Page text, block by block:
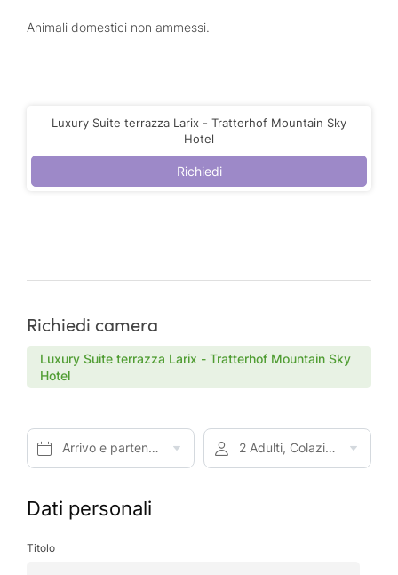
Animali domestici non ammessi.
Luxury Suite terrazza Larix - Tratterhof Mountain Sky
Hotel
Richiedi
Richiedi camera
Luxury Suite terrazza Larix - Tratterhof Mountain Sky
Hotel
Arrivo e partenza* 2 Adulti, Colazione
Dati personali
Titolo